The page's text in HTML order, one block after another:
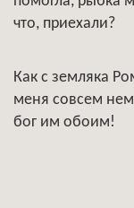
что, приехали?
Как с земляка
меня совсем
бог им обоим!